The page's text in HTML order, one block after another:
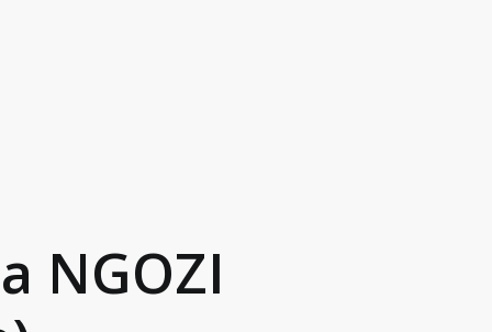
NGOZI